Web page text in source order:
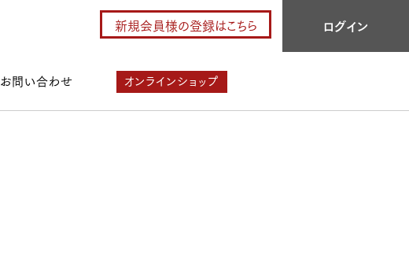
ログイン
新規会員様の登録はこちら
お問い合わせ オンラインショップ